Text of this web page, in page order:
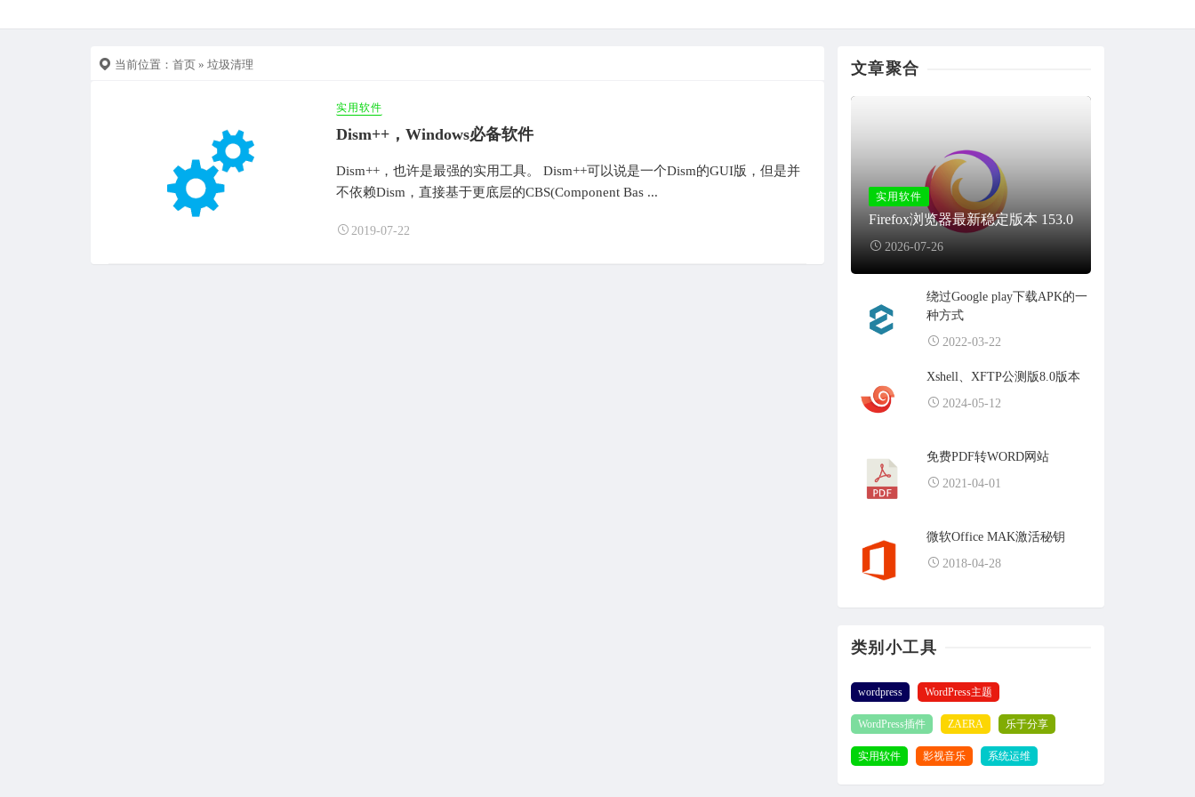
当前位置： 首页 » 垃圾清理
实用软件
Dism++，Windows必备软件
Dism++，也许是最强的实用工具。 Dism++可以说是一个Dism的GUI版，但是并
不依赖Dism，直接基于更底层的CBS(Component Bas ...
2019-07-22
文章聚合
实用软件
Firefox浏览器最新稳定版本 153.0
2026-07-26
绕过Google play下载APK的一
种方式
2022-03-22
Xshell、XFTP公测版8.0版本
2024-05-12
免费PDF转WORD网站
2021-04-01
微软Office MAK激活秘钥
2018-04-28
类别小工具
wordpress WordPress主题
WordPress插件 ZAERA 乐于分享
实用软件 影视音乐 系统运维